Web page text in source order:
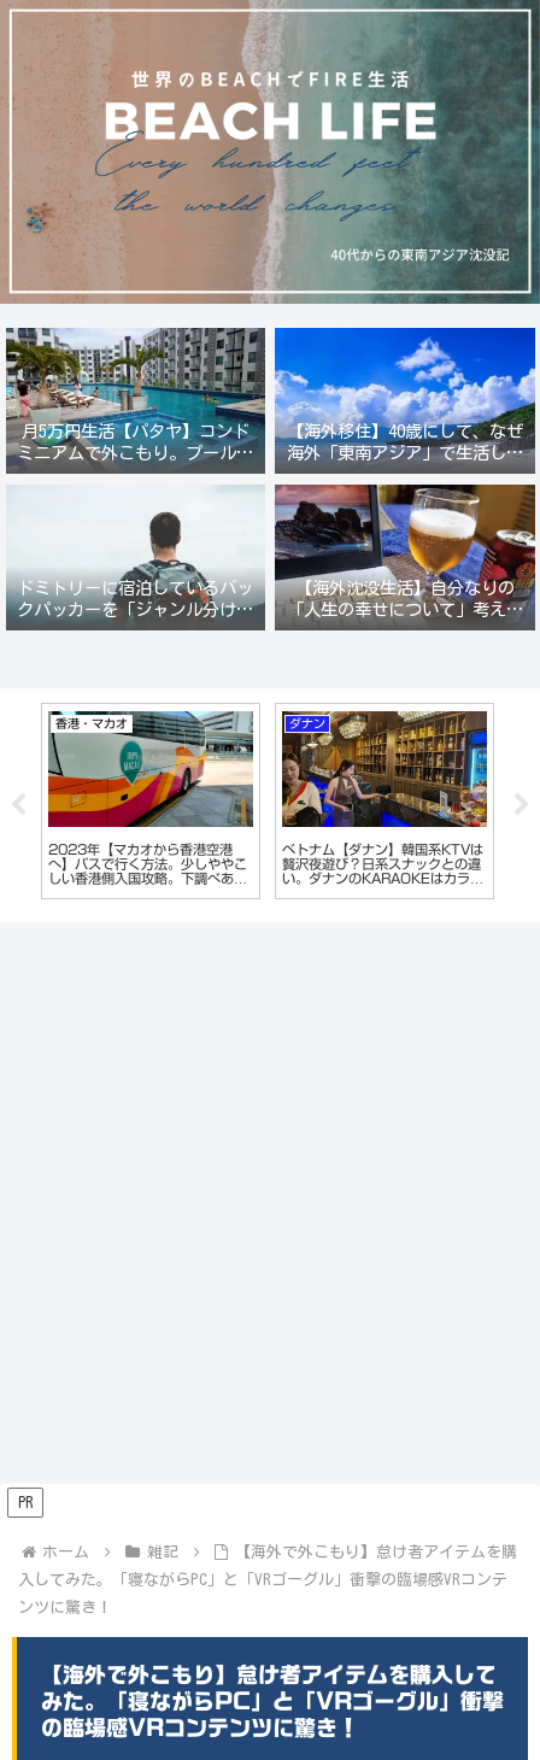
月5万円生活【パタヤ】コンド
ミニアムで外こもり。プール付
き新築コンドでステーキ&ウオ
【海外移住】40歳にして、なぜ
海外「東南アジア」で生活しよ
うと思ったのか？
ドミトリーに宿泊しているバッ
クパッカーを「ジャンル分けし
て人間観察」が楽しい。
【海外沈没生活】自分なりの
「人生の幸せについて」考えて
みる。
香港・マカオ
2023年【マカオから香港空港
へ】バスで行く方法。少しややこ
しい香港側入国攻略。下調べあれ
ダナン
ベトナム【ダナン】韓国系KTVは
贅沢夜遊び？日系スナックとの違
い。ダナンのKARAOKEはカラオ
PR
ホーム 雑記
【海外で外こもり】怠け者アイテムを購
入してみた。「寝ながらPC」と「VRゴーグル」衝撃の臨場感VRコンテ
ンツに驚き！
【海外で外こもり】怠け者アイテムを購入して
みた。「寝ながらPC」と「VRゴーグル」衝撃
の臨場感VRコンテンツに驚き！